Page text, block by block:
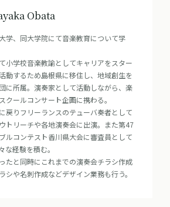
Obata
学、同大学院にて音楽教育について学
小学校音楽教諭としてキャリアをスター
動するため島根県に移住し、地域創生を
に所属。演奏家として活動しながら、楽
クールコンサート企画に携わる。
戻りフリーランスのテューバ奏者として
トリーチや各地演奏会に出演。また第47
ルコンテスト香川県大会に審査員として
な経験を積む。
たと同時にこれまでの演奏会チラシ作成
シや名刺作成などデザイン業務も行う。